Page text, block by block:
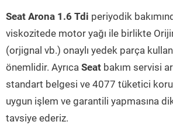
Seat Arona 1.6 Tdi periyodik
viskozitede motor yağı ile birlikte
(orjignal vb.) onaylı yedek parça
önemlidir. Ayrıca Seat bakım servisi
standart belgesi ve 4077 tüketici
uygun işlem ve garantili yapmasına
tavsiye ederiz.